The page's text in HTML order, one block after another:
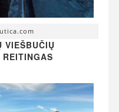
VIEŠBUČIŲ